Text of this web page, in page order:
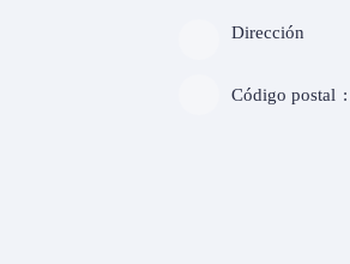
Dirección
Código postal